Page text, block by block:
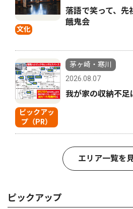
文化
落語で笑って、
餓鬼会
ピックアッ
プ（PR）
茅ヶ崎・寒川
2026.08.07
我が家の収納不足
エリア一覧を
ピックアップ